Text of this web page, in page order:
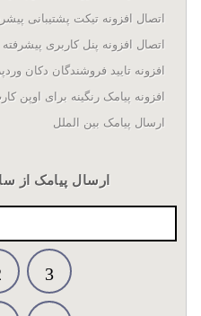
اتصال افزونه تیکت پشتیبانی
اتصال افزونه پنل کاربری
افزونه تایید فروشندگان دکان
افزونه پیامک رنگینه برای اوپن
ارسال پیامک بین الملل
ارسال پیامک از
3